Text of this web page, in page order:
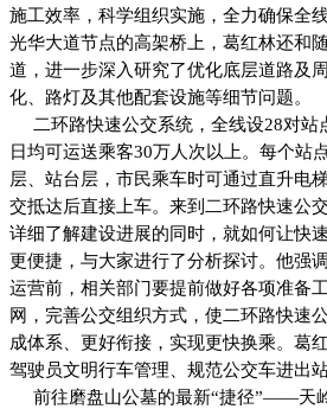
施工效率，科学组织实施，全力确保全
光华大道节点的高架桥上，葛红林还和
道，进一步深入研究了优化底层道路及
化、路灯及其他配套设施等细节问题。
二环路快速公交系统，全线设28对站
日均可运送乘客30万人次以上。每个站
层、站台层，市民乘车时可通过直升电
交抵达后直接上车。来到二环路快速公
详细了解建设进展的同时，就如何让快
更便捷，与大家进行了分析探讨。他强
运营前，相关部门要提前做好各项准备
网，完善公交组织方式，使二环路快速
成体系、更好衔接，实现更快换乘。葛
驾驶员文明行车管理、规范公交车进出
前往磨盘山公墓的最新“捷径”——天